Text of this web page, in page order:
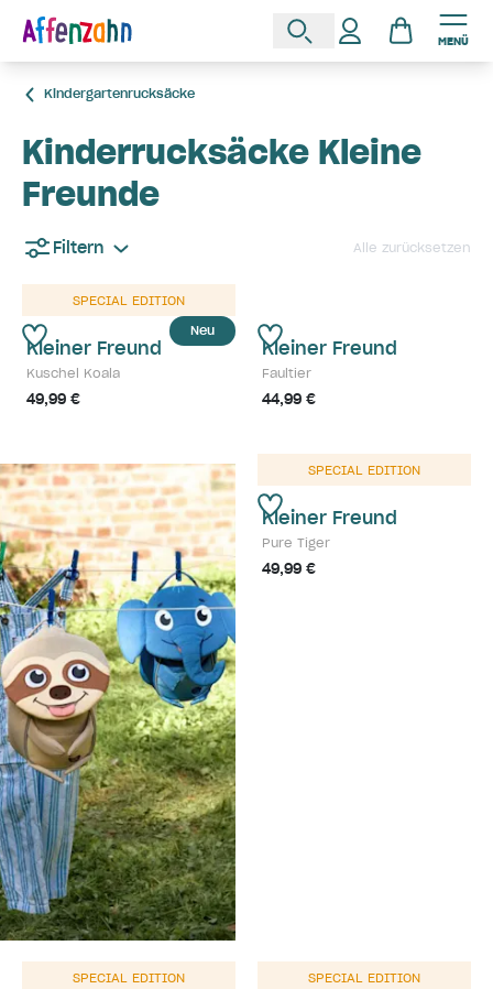
MENÜ
Kindergartenrucksäcke
Kinderrucksäcke Kleine
Freunde
Filtern Alle zurücksetzen
Neu
SPECIAL EDITION
Kleiner Freund
Kuschel Koala
49,99 €
Kleiner Freund
Faultier
44,99 €
SPECIAL EDITION
Kleiner Freund
Pure Tiger
49,99 €
SPECIAL EDITION SPECIAL EDITION